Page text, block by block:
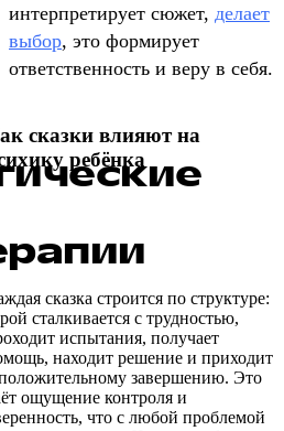
интерпретирует сюжет, делает
выбор, это формирует
ответственность и веру в себя.
сказки влияют на
ребёнка
сказка строится по структуре:
сталкивается с трудностью,
испытания, получает
находит решение и приходит
завершению. Это
ощущение контроля и
что с любой проблемой